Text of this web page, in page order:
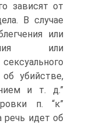
зависят от
В случае
или
или
об убийстве,
и т. д.”
п. “к”
речь идет об